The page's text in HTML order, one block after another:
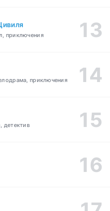
приключения
приключения
детектив